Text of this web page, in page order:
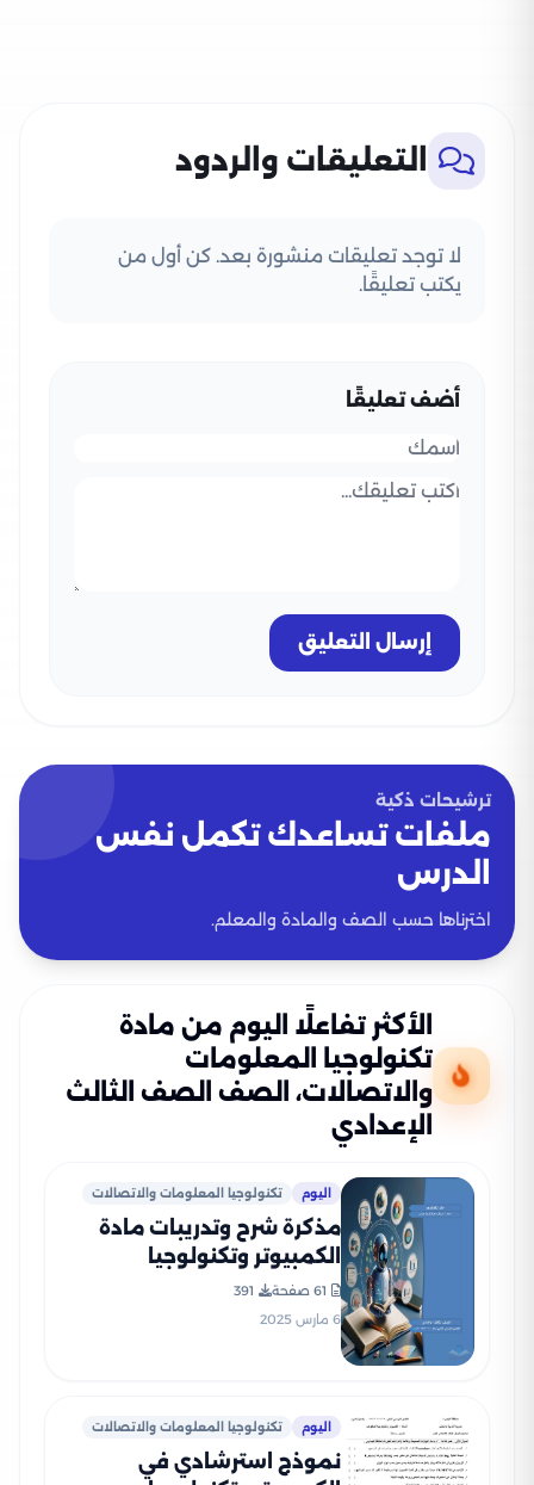
التعليقات والردود
لا توجد تعليقات منشورة بعد. كن أول من
يكتب تعليقًا.
أضف تعليقًا
إرسال التعليق
ترشيحات ذكية
ملفات تساعدك تكمل نفس
الدرس
اخترناها حسب الصف والمادة والمعلم.
الأكثر تفاعلًا اليوم من مادة
تكنولوجيا المعلومات
والاتصالات، الصف الصف الثالث
الإعدادي
اليوم تكنولوجيا المعلومات والاتصالات
مذكرة شرح وتدريبات مادة
الكمبيوتر وتكنولوجيا
المعلومات للصف الثالث
الاعدادي الترم الثاني بصيغة
61 صفحة
391
6 مارس 2025
اليوم تكنولوجيا المعلومات والاتصالات
نموذج استرشادي في